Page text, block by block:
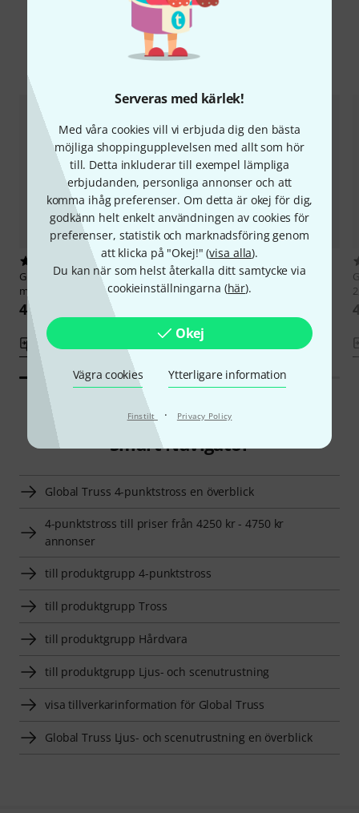
Serveras med kärlek!
Med våra cookies vill vi erbjuda dig den bästa
möjliga shoppingupplevelsen med allt som hör
till. Detta inkluderar till exempel lämpliga
erbjudanden, personliga annonser och att
komma ihåg preferenser. Om detta är okej för dig,
godkänn helt enkelt användningen av cookies för
preferenser, statistik och marknadsföring genom
att klicka på "Okej!" (visa alla).
Du kan när som helst återkalla ditt samtycke via
cookieinställningarna (här).
Okej
Vägra cookies Ytterligare information
Finstilt · Privacy Policy
Jämför alternativ
Global TrussF34200P-B Truss 2,0
m
4 299 kr
Jämför
2
Global TrussF34MultiBox-B
Corner Black
Smart Navigator
Global Truss 4-punktstross en överblick
4-punktstross till priser från 4250 kr - 4750 kr
annonser
till produktgrupp 4-punktstross
till produktgrupp Tross
till produktgrupp Hårdvara
till produktgrupp Ljus- och scenutrustning
visa tillverkarinformation för Global Truss
Global Truss Ljus- och scenutrustning en överblick